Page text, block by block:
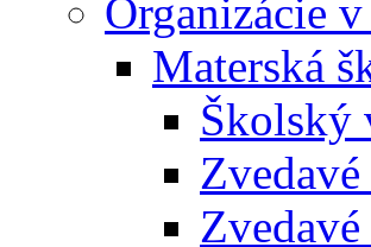
Organizácie
Materská
Školský